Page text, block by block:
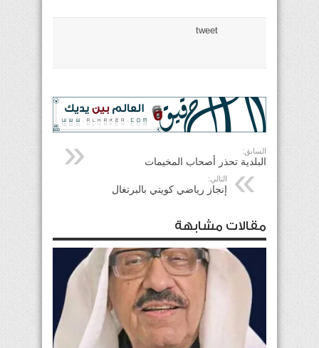
tweet
السابق:
البلدية تحذر أصحاب المخيمات
التالي:
إنجاز رياضي كويتي بالبرتغال
مقالات مشابهة